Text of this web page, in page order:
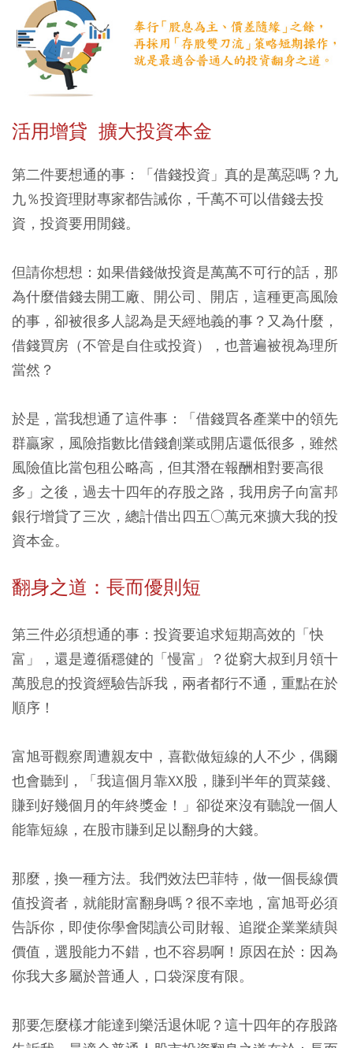
活用增貸 擴大投資本金
第二件要想通的事：「借錢投資」真的是萬惡嗎？九
九％投資理財專家都告誡你，千萬不可以借錢去投
資，投資要用閒錢。
但請你想想：如果借錢做投資是萬萬不可行的話，那
為什麼借錢去開工廠、開公司、開店，這種更高風險
的事，卻被很多人認為是天經地義的事？又為什麼，
借錢買房（不管是自住或投資），也普遍被視為理所
當然？
於是，當我想通了這件事：「借錢買各產業中的領先
群贏家，風險指數比借錢創業或開店還低很多，雖然
風險值比當包租公略高，但其潛在報酬相對要高很
多」之後，過去十四年的存股之路，我用房子向富邦
銀行增貸了三次，總計借出四五○萬元來擴大我的投
資本金。
翻身之道：長而優則短
第三件必須想通的事：投資要追求短期高效的「快
富」，還是遵循穩健的「慢富」？從窮大叔到月領十
萬股息的投資經驗告訴我，兩者都行不通，重點在於
順序！
富旭哥觀察周遭親友中，喜歡做短線的人不少，偶爾
也會聽到，「我這個月靠XX股，賺到半年的買菜錢、
賺到好幾個月的年終獎金！」卻從來沒有聽說一個人
能靠短線，在股市賺到足以翻身的大錢。
那麼，換一種方法。我們效法巴菲特，做一個長線價
值投資者，就能財富翻身嗎？很不幸地，富旭哥必須
告訴你，即使你學會閱讀公司財報、追蹤企業業績與
價值，選股能力不錯，也不容易啊！原因在於：因為
你我大多屬於普通人，口袋深度有限。
那要怎麼樣才能達到樂活退休呢？這十四年的存股路